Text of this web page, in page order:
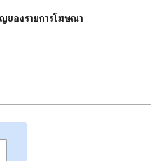
ของรายการโฆษณา